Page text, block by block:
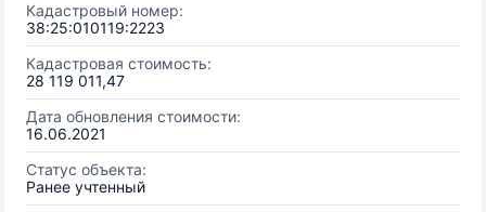
Кадастровый номер:
38:25:010119:2223
Кадастровая стоимость:
28 119 011,47
Дата обновления стоимости:
16.06.2021
Статус объекта:
Ранее учтенный